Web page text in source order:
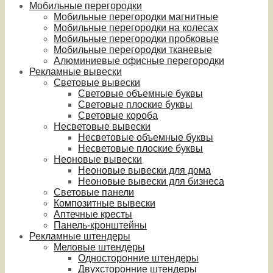
Мобильные перегородки
Мобильные перегородки магнитные
Мобильные перегородки на колесах
Мобильные перегородки пробковые
Мобильные перегородки тканевые
Алюминиевые офисные перегородки
Рекламные вывески
Световые вывески
Световые объемные буквы
Световые плоские буквы
Световые короба
Несветовые вывески
Несветовые объемные буквы
Несветовые плоские буквы
Неоновые вывески
Неоновые вывески для дома
Неоновые вывески для бизнеса
Световые панели
Композитные вывески
Аптечные кресты
Панель-кронштейны
Рекламные штендеры
Меловые штендеры
Односторонние штендеры
Двухсторонние штендеры